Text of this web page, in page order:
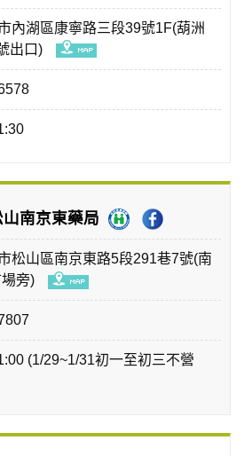
內湖區康寧路三段39號1F(葫洲
出口)
南京東藥局
松山區南京東路5段291巷7號(南
旁)
(1/29~1/31初一至初三不營